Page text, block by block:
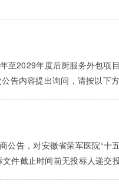
至2029年度后厨服务外包项
告内容提出询问，请按以下
告，对安徽省荣军医院“十
件截止时间前无投标人递交